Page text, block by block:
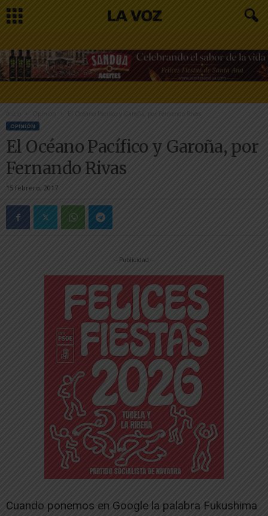
Inicio Opinión El Océano Pacífico y Garoña, por Fernando Rivas
OPINIÓN
El Océano Pacífico y Garoña, por
Fernando Rivas
15 febrero, 2017
-- Publicidad --
Cuando ponemos en Google la palabra Fukushima